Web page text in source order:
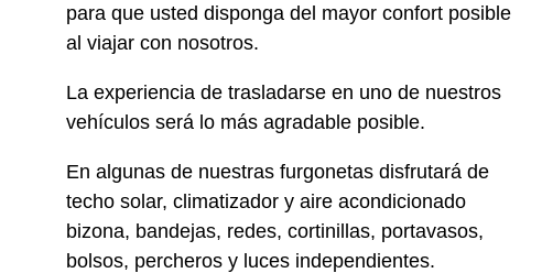
para que usted disponga del mayor confort posible
al viajar con nosotros.
La experiencia de trasladarse en uno de nuestros
vehículos será lo más agradable posible.
En algunas de nuestras furgonetas disfrutará de
techo solar, climatizador y aire acondicionado
bizona, bandejas, redes, cortinillas, portavasos,
bolsos, percheros y luces independientes.